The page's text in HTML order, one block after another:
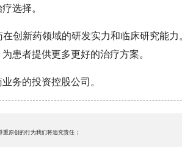
选择。
创新药领域的研发实力和临床研究能
患者提供更多更好的治疗方案。
务的投资控股公司。
原创的行为我们将追究责任；